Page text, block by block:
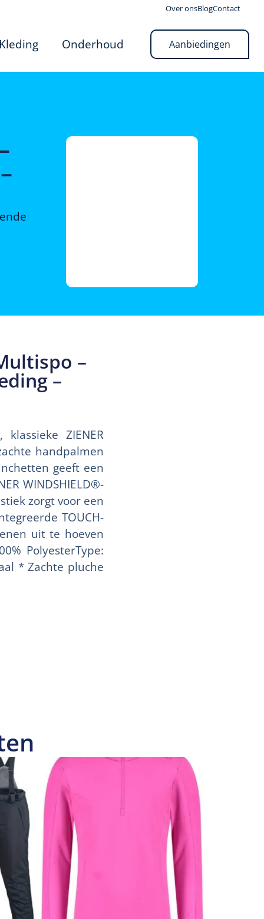
Over onsBlogContact
Kleding Onderhoud Aanbiedingen
–
–
ZIENER
handpalmen
geeft een
WINDSHIELD®-
zorgt voor een
TOUCH-
uit te hoeven
PolyesterType:
* Zachte pluche